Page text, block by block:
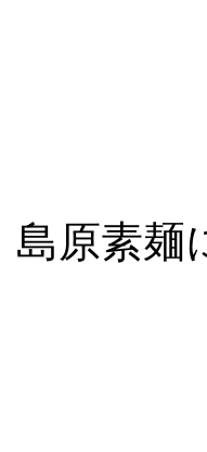
島原素麺